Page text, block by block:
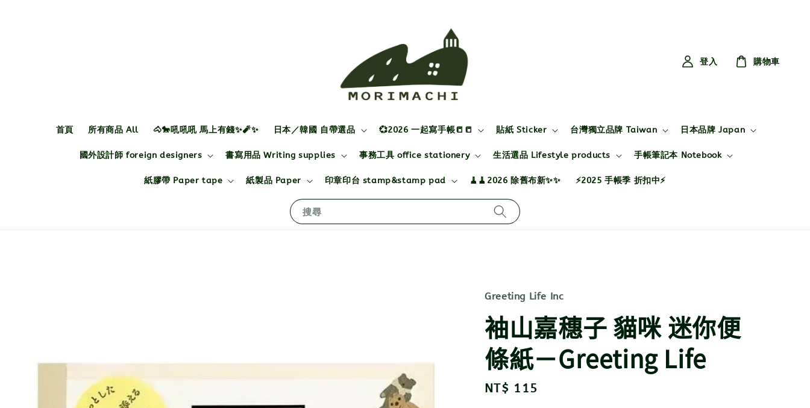
搜尋
首頁 所有商品 All 🐴🐎吼吼吼 馬上有錢✨🧨✨ 日本／韓國 自帶選品 💞2026 一起寫手帳📒📒 貼紙 Sticker 台灣獨立品牌 Taiwan 日本品牌 Japan
國外設計師 foreign designers 書寫用品 Writing supplies 事務工具 office stationery 生活選品 Lifestyle products 手帳筆記本 Notebook
紙膠帶 Paper tape 紙製品 Paper 印章印台 stamp&stamp pad 🧹🧹2026 除舊布新✨✨ ⚡2025 手帳季 折扣中⚡
登入 購物車
Greeting Life Inc
袖山嘉穗子 貓咪 迷你便
條紙－Greeting Life
Regular
NT$ 115